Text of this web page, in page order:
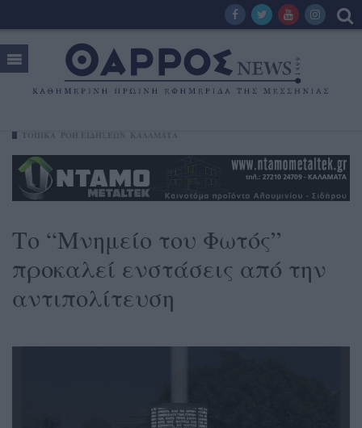
Το “Μνημείο του Φωτός”
προκαλεί ενστάσεις από την
αντιπολίτευση